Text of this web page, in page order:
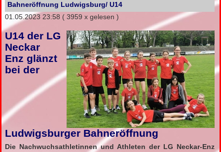
Bahneröffnung Ludwigsburg/ U14
01.05.2023 23:58 ( 3959 x gelesen )
U14 der LG
Neckar
Enz glänzt
bei der
Ludwigsburger Bahneröffnung
Die Nachwuchsathletinnen und Athleten der LG Neckar-Enz